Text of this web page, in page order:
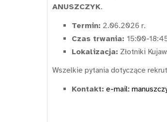
ANUSZCZYK.
Termin: 2.06.2026 r.
Czas trwania: 15:00-
Lokalizacja: Złotniki
Wszelkie pytania dotyczące
Kontakt: e-mail: